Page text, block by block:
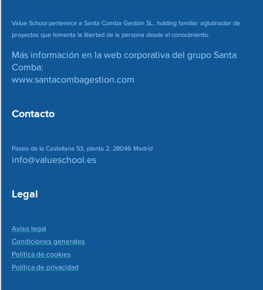
Value School pertenece a Santa Comba Gestión SL, holding familiar aglutinador de
proyectos que fomenta la libertad de la persona desde el conocimiento.
Más información en la web corporativa del grupo Santa
Comba:
www.santacombagestion.com
Contacto
Paseo de la Castellana 53, planta 2, 28046 Madrid
info@valueschool.es
Legal
Aviso legal
Condiciones generales
Política de cookies
Política de privacidad